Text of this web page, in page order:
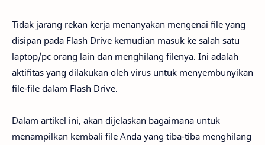
Tidak jarang rekan kerja menanyakan mengenai file yang
disipan pada Flash Drive kemudian masuk ke salah satu
laptop/pc orang lain dan menghilang filenya. Ini adalah
aktifitas yang dilakukan oleh virus untuk menyembunyikan
file-file dalam Flash Drive.
Dalam artikel ini, akan dijelaskan bagaimana untuk
menampilkan kembali file Anda yang tiba-tiba menghilang